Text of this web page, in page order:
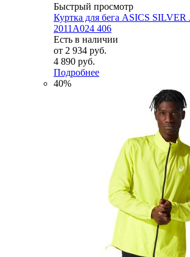
Быстрый просмотр
Куртка для бега ASICS
2011A024 406
Есть в наличии
от 2 934 руб.
4 890 руб.
Подробнее
40%